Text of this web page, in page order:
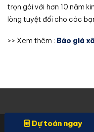
trọn gói với hơn 10 năm
lòng tuyệt đối cho các
>> Xem thêm : Báo giá
Dự toán ngay